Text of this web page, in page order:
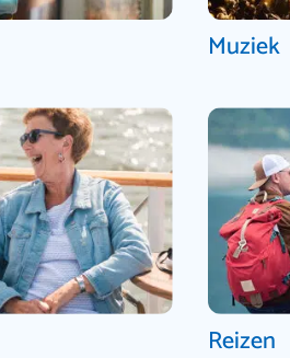
Muziek
Reizen